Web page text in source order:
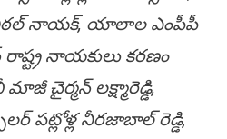
నాయ‌క్, యాలాల ఎంపీపీ
నాయ‌కులు క‌ర‌ణం
చైర్మ‌న్ ల‌క్ష్మారెడ్డి,
ప‌ట్లోళ్ల నీర‌జాబాల్ రెడ్డి,